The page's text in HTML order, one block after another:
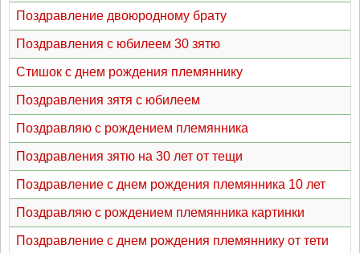
Поздравление двоюродному брату
Поздравления с юбилеем 30 зятю
Стишок с днем рождения племяннику
Поздравления зятя с юбилеем
Поздравляю с рождением племянника
Поздравления зятю на 30 лет от тещи
Поздравление с днем рождения племянника 10 лет
Поздравляю с рождением племянника картинки
Поздравление с днем рождения племяннику от тети